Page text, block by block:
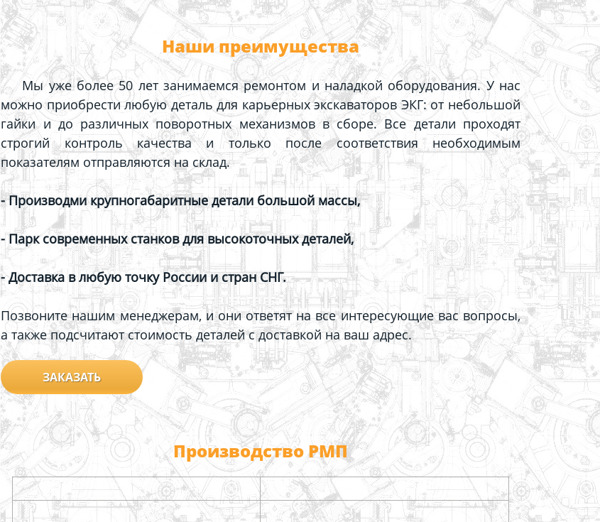
Наши преимущества
Мы уже более 50 лет занимаемся ремонтом и наладкой оборудования. У нас
можно приобрести любую деталь для карьерных экскаваторов ЭКГ: от небольшой
гайки и до различных поворотных механизмов в сборе. Все детали проходят
строгий контроль качества и только после соответствия необходимым
показателям отправляются на склад.
- Производми крупногабаритные детали большой массы,
- Парк современных станков для высокоточных деталей,
- Доставка в любую точку России и стран СНГ.
Позвоните нашим менеджерам, и они ответят на все интересующие вас вопросы,
а также подсчитают стоимость деталей с доставкой на ваш адрес.
ЗАКАЗАТЬ
Производство РМП